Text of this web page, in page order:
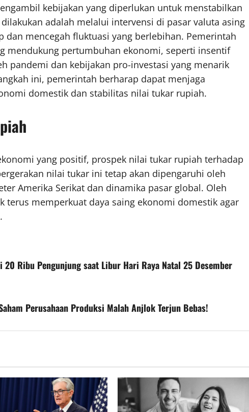
kebijakan yang diperlukan untuk menstabilkan
adalah melalui intervensi di pasar valuta asing
mencegah fluktuasi yang berlebihan. Pemerintah
mendukung pertumbuhan ekonomi, seperti insentif
pandemi dan kebijakan pro-investasi yang menarik
ini, pemerintah berharap dapat menjaga
domestik dan stabilitas nilai tukar rupiah.
yang positif, prospek nilai tukar rupiah terhadap
nilai tukar ini tetap akan dipengaruhi oleh
Amerika Serikat dan dinamika pasar global. Oleh
terus memperkuat daya saing ekonomi domestik agar
Ribu Pengunjung saat Libur Hari Raya Natal 25 Desember
Perusahaan Produksi Malah Anjlok Terjun Bebas!